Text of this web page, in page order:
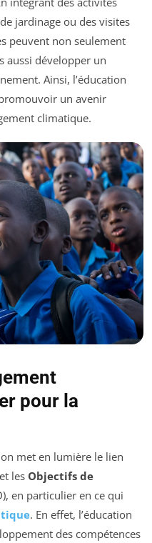
jardinage ou des visites
peuvent non seulement
aussi développer un
Ainsi, l’éducation
un avenir
climatique.
pour la
met en lumière le lien
et les Objectifs de
en particulier en ce qui
. En effet, l’éducation
des compétences